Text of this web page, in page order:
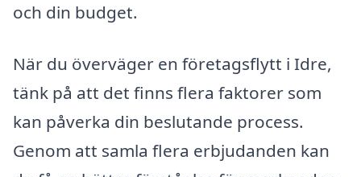
och din budget.
När du överväger en företagsflytt i Idre,
tänk på att det finns flera faktorer som
kan påverka din beslutande process.
Genom att samla flera erbjudanden kan